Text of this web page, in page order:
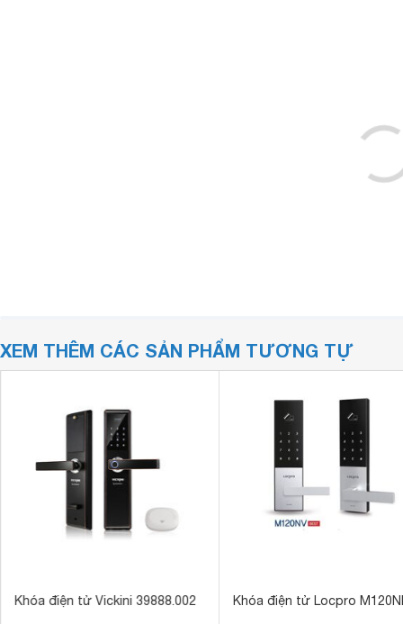
XEM THÊM CÁC SẢN PHẨM TƯƠNG TỰ
Khóa điện tử Vickini 39888.002 Khóa điện tử Locpro